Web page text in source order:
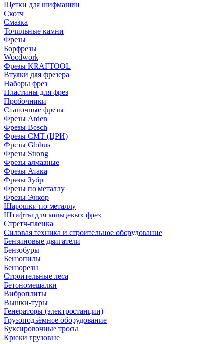
Щетки для шифмашин
Скотч
Смазка
Точильные камни
Фрезы
Борфрезы
Woodwork
Фрезы KRAFTOOL
Втулки для фрезера
Наборы фрез
Пластины для фрез
Пробочники
Станочные фрезы
Фрезы Arden
Фрезы Bosch
Фрезы CMT (ЦРИ)
Фрезы Globus
Фрезы Strong
Фрезы алмазные
Фрезы Атака
Фрезы Зубр
Фрезы по металлу
Фрезы Энкор
Шарошки по металлу
Штифты для кольцевых фрез
Стретч-пленка
Силовая техника и строительное оборудование
Бензиновые двигатели
Бензобуры
Бензопилы
Бензорезы
Строительные леса
Бетономешалки
Виброплиты
Вышки-туры
Генераторы (электростанции)
Грузоподъёмное оборудование
Буксировочные тросы
Крюки грузовые